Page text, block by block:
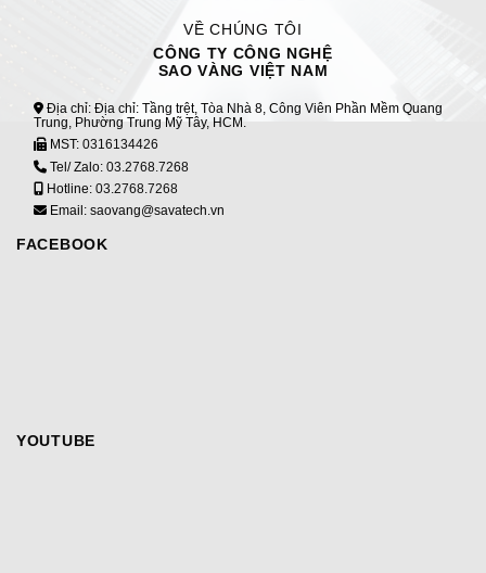
VỀ CHÚNG TÔI
CÔNG TY CÔNG NGHỆ
SAO VÀNG VIỆT NAM
Địa chỉ: Địa chỉ: Tầng trệt, Tòa Nhà 8, Công Viên Phần Mềm Quang
Trung, Phường Trung Mỹ Tây, HCM.
MST: 0316134426
Tel/ Zalo: 03.2768.7268
Hotline: 03.2768.7268
Email: saovang@savatech.vn
FACEBOOK
YOUTUBE